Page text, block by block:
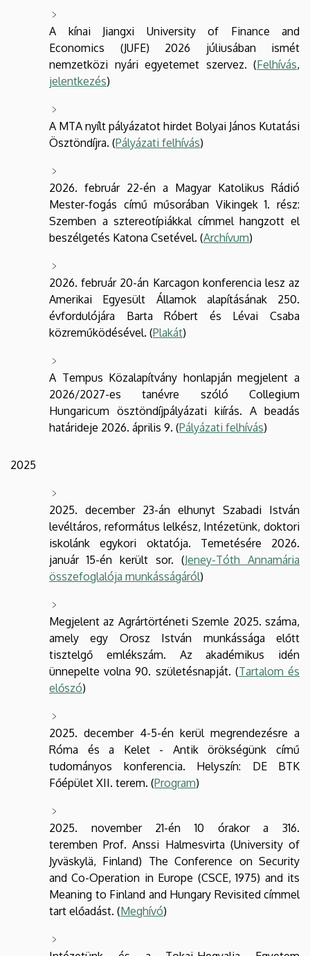
A kínai Jiangxi University of Finance and
Economics (JUFE) 2026 júliusában ismét
nemzetközi nyári egyetemet szervez. (Felhívás,
jelentkezés)
A MTA nyílt pályázatot hirdet Bolyai János Kutatási
Ösztöndíjra. (Pályázati felhívás)
2026. február 22-én a Magyar Katolikus Rádió
Mester-fogás című műsorában Vikingek 1. rész:
Szemben a sztereotípiákkal címmel hangzott el
beszélgetés Katona Csetével. (Archívum)
2026. február 20-án Karcagon konferencia lesz az
Amerikai Egyesült Államok alapításának 250.
évfordulójára Barta Róbert és Lévai Csaba
közreműködésével. (Plakát)
A Tempus Közalapítvány honlapján megjelent a
2026/2027-es tanévre szóló Collegium
Hungaricum ösztöndíjpályázati kiírás. A beadás
határideje 2026. április 9. (Pályázati felhívás)
2025
2025. december 23-án elhunyt Szabadi István
levéltáros, református lelkész, Intézetünk, doktori
iskolánk egykori oktatója. Temetésére 2026.
január 15-én került sor. (Jeney-Tóth Annamária
összefoglalója munkásságáról)
Megjelent az Agrártörténeti Szemle 2025. száma,
amely egy Orosz István munkássága előtt
tisztelgő emlékszám. Az akadémikus idén
ünnepelte volna 90. születésnapját. (Tartalom és
előszó)
2025. december 4-5-én kerül megrendezésre a
Róma és a Kelet - Antik örökségünk című
tudományos konferencia. Helyszín: DE BTK
Főépület XII. terem. (Program)
2025. november 21-én 10 órakor a 316.
teremben Prof. Anssi Halmesvirta (University of
Jyväskylä, Finland) The Conference on Security
and Co-Operation in Europe (CSCE, 1975) and its
Meaning to Finland and Hungary Revisited címmel
tart előadást. (Meghívó)